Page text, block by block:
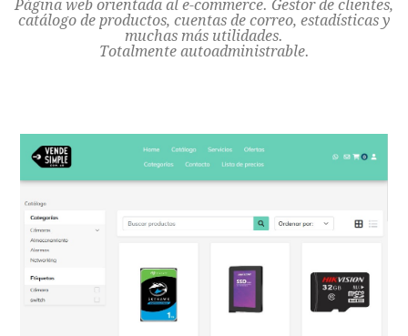
Página web orientada al e-commerce. Gestor de clientes,
catálogo de productos, cuentas de correo, estadísticas y
muchas más utilidades.
Totalmente autoadministrable.